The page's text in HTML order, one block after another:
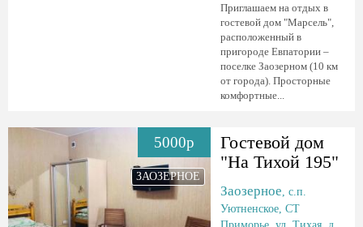
Приглашаем на отдых в
гостевой дом "Марсель",
расположенный в
пригороде Евпатории –
поселке Заозерном (10 км
от города). Просторные
комфортные...
5000р
ЗАОЗЕРНОЕ
Гостевой дом
"На Тихой 195"
Заозерное, с.п.
Уютненское, СТ